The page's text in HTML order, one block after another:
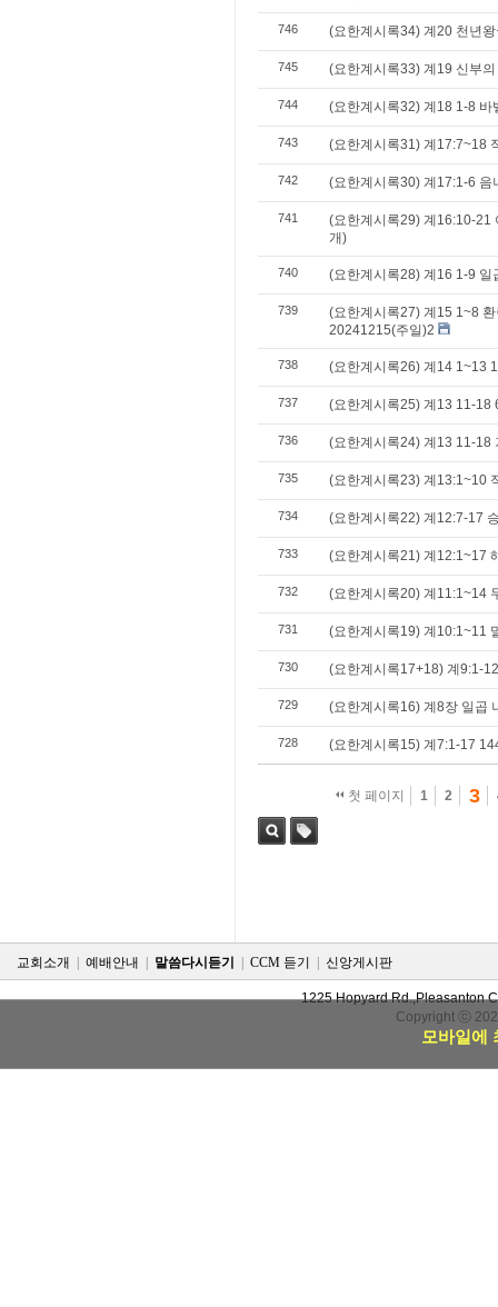
746 (요한계시록34) 계20 천년
745 (요한계시록33) 계19 신부
744 (요한계시록32) 계18 1-8
743 (요한계시록31) 계17:7~18
742 (요한계시록30) 계17:1-6 음
741
(요한계시록29) 계16:10-21
개)
740 (요한계시록28) 계16 1-9 일
739
(요한계시록27) 계15 1~8
20241215(주일)2
738 (요한계시록26) 계14 1~13
737 (요한계시록25) 계13 11-18
736 (요한계시록24) 계13 11-18
735 (요한계시록23) 계13:1~10
734 (요한계시록22) 계12:7-17
733 (요한계시록21) 계12:1~17
732 (요한계시록20) 계11:1~14
731 (요한계시록19) 계10:1~11
730 (요한계시록17+18) 계9:1-
729 (요한계시록16) 계8장 일곱
728 (요한계시록15) 계7:1-17
첫 페이지 1 2 3
교회소개 예배안내 말씀다시듣기 CCM 듣기 신앙게시판
1225 Hopyard Rd.,Pleasanton
Copyright ⓒ
모바일에